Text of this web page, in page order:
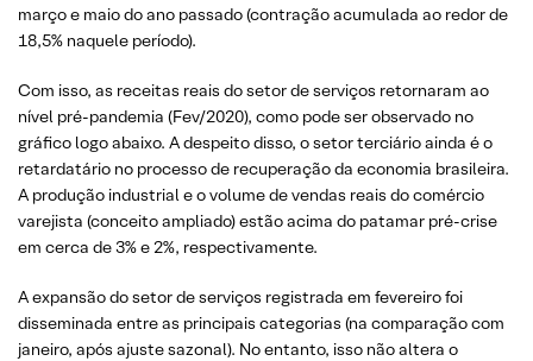
março e maio do ano passado (contração acumulada ao redor de
18,5% naquele período).
Com isso, as receitas reais do setor de serviços retornaram ao
nível pré-pandemia (Fev/2020), como pode ser observado no
gráfico logo abaixo. A despeito disso, o setor terciário ainda é o
retardatário no processo de recuperação da economia brasileira.
A produção industrial e o volume de vendas reais do comércio
varejista (conceito ampliado) estão acima do patamar pré-crise
em cerca de 3% e 2%, respectivamente.
A expansão do setor de serviços registrada em fevereiro foi
disseminada entre as principais categorias (na comparação com
janeiro, após ajuste sazonal). No entanto, isso não altera o